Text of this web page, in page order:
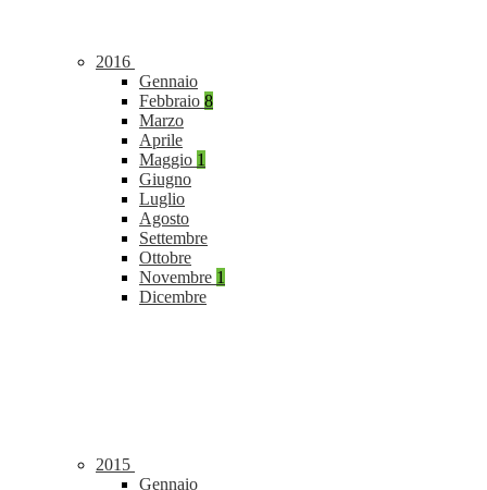
2016
Gennaio
Febbraio 8
Marzo
Aprile
Maggio 1
Giugno
Luglio
Agosto
Settembre
Ottobre
Novembre 1
Dicembre
2015
Gennaio